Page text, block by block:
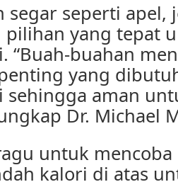
segar seperti
pilihan yang tepat
“Buah-buahan
yang
sehingga aman
Dr. Michael
untuk
kalori di atas